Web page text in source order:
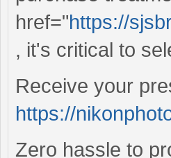
href="https://
, it's critical to
Receive your
https://
Zero hassle to